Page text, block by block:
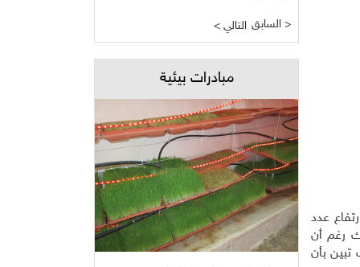
عدد
رغم أن
تبين بأن
< التالي السابق >
مبادرات بيئية